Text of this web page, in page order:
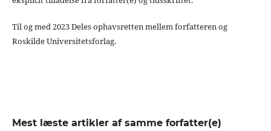
Til og med 2023 Deles ophavsretten mellem forfatteren og
Roskilde Universitetsforlag.
Mest læste artikler af samme forfatter(e)